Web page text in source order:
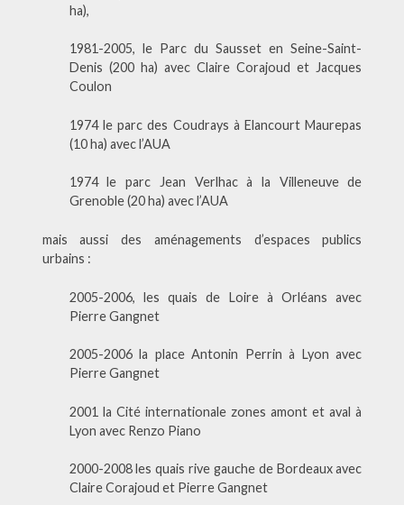
ha),
1981-2005, le Parc du Sausset en Seine-Saint-
Denis (200 ha) avec Claire Corajoud et Jacques
Coulon
1974 le parc des Coudrays à Elancourt Maurepas
(10 ha) avec l’AUA
1974 le parc Jean Verlhac à la Villeneuve de
Grenoble (20 ha) avec l’AUA
mais aussi des aménagements d’espaces publics
urbains :
2005-2006, les quais de Loire à Orléans avec
Pierre Gangnet
2005-2006 la place Antonin Perrin à Lyon avec
Pierre Gangnet
2001 la Cité internationale zones amont et aval à
Lyon avec Renzo Piano
2000-2008 les quais rive gauche de Bordeaux avec
Claire Corajoud et Pierre Gangnet